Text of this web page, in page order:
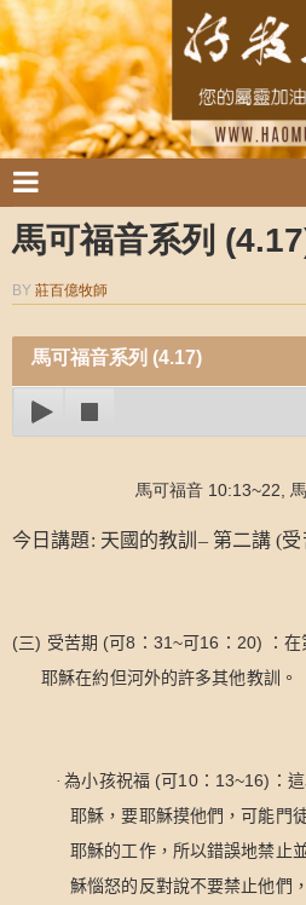
馬可福音系列
BY 莊百億牧師
馬可福音系列 (4.17)
馬可福音 10:13~22,
今日講題: 天國的教訓 – 第二講 (受
(三) 受苦期 (可8 ： 31~可16 ： 20)
：
耶穌在約但河外的許多其他教訓。
· 為小孩祝福(可10： 13~16) ：
耶穌，要耶穌摸他們，可能門
耶穌的工作，所以錯誤地禁止
穌惱怒的反對說不要禁止他們